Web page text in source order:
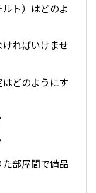
ト）はどのよ
ればいけませ
どのようにす
部屋間で備品